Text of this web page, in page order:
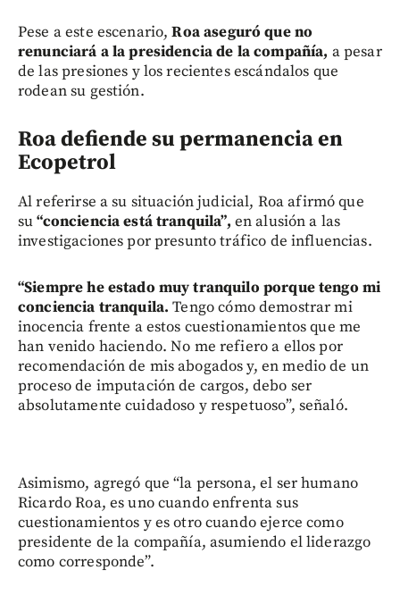
Pese a este escenario,Roa aseguró que no
renunciará a la presidencia de la compañía, a pesar
de las presiones y los recientes escándalos que
rodean su gestión.
Roa defiende su permanencia en
Ecopetrol
Al referirse a su situación judicial, Roa afirmó que
su“conciencia está tranquila”, en alusión a las
investigaciones por presunto tráfico de influencias.
“Siempre he estado muy tranquilo porque tengo mi
conciencia tranquila. Tengo cómo demostrar mi
inocencia frente a estos cuestionamientos que me
han venido haciendo. No me refiero a ellos por
recomendación de mis abogados y, en medio de un
proceso de imputación de cargos, debo ser
absolutamente cuidadoso y respetuoso”, señaló.
Asimismo, agregó que “la persona, el ser humano
Ricardo Roa, es uno cuando enfrenta sus
cuestionamientos y es otro cuando ejerce como
presidente de la compañía, asumiendo el liderazgo
como corresponde”.